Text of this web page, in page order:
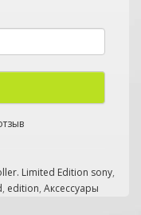
Limited Edition sony,
, edition, Аксессуары